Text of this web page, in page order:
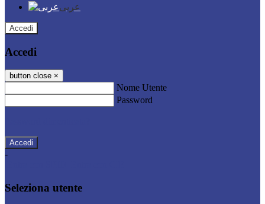
عربى
Accedi
Accedi
button close ×
Nome Utente
Password
-
Seleziona utente